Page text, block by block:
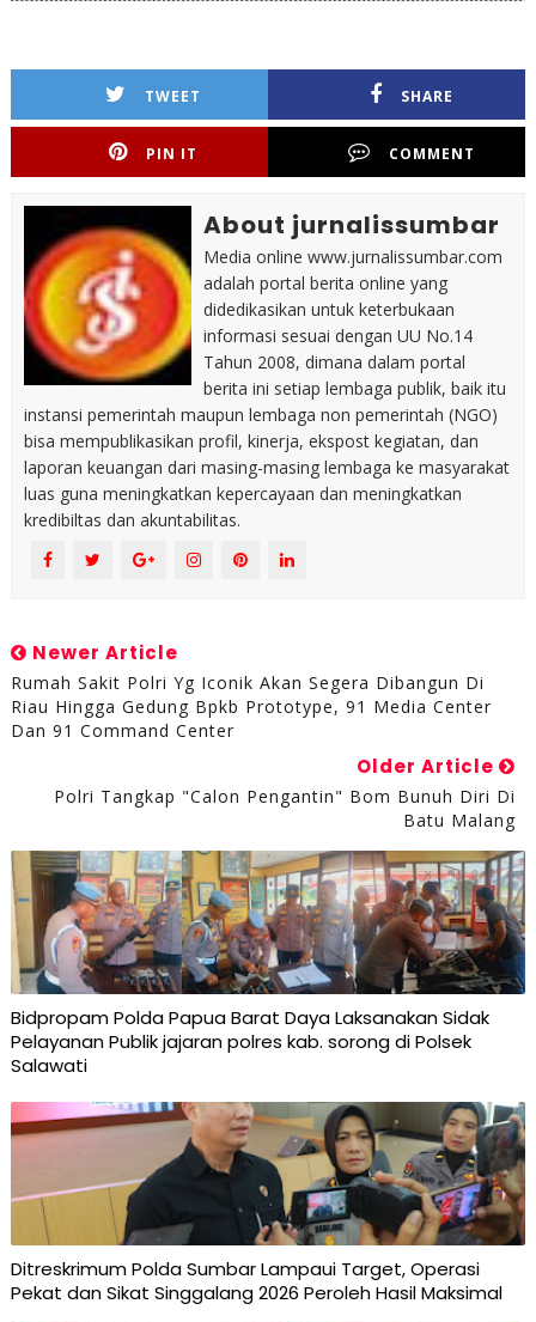
TWEET SHARE
PIN IT COMMENT
About jurnalissumbar
Media online www.jurnalissumbar.com
adalah portal berita online yang
didedikasikan untuk keterbukaan
informasi sesuai dengan UU No.14
Tahun 2008, dimana dalam portal
berita ini setiap lembaga publik, baik itu
instansi pemerintah maupun lembaga non pemerintah (NGO)
bisa mempublikasikan profil, kinerja, ekspost kegiatan, dan
laporan keuangan dari masing-masing lembaga ke masyarakat
luas guna meningkatkan kepercayaan dan meningkatkan
kredibiltas dan akuntabilitas.
Newer Article
Rumah Sakit Polri Yg Iconik Akan Segera Dibangun Di
Riau Hingga Gedung Bpkb Prototype, 91 Media Center
Dan 91 Command Center
Older Article
Polri Tangkap "Calon Pengantin" Bom Bunuh Diri Di
Batu Malang
Bidpropam Polda Papua Barat Daya Laksanakan Sidak
Pelayanan Publik jajaran polres kab. sorong di Polsek
Salawati
Ditreskrimum Polda Sumbar Lampaui Target, Operasi
Pekat dan Sikat Singgalang 2026 Peroleh Hasil Maksimal